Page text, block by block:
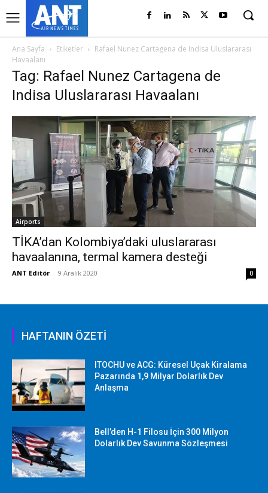
Ana Sayfa Etiketler
Rafael Nunez Cartagena de Indisa Uluslararası
Havaalanı
Tag: Rafael Nunez Cartagena de
Indisa Uluslararası Havaalanı
Airports
TİKA’dan Kolombiya’daki uluslararası
havaalanına, termal kamera desteği
ANT Editör - 9 Aralık 2020 0
HAFTANIN ÖZETİ
ITOCHU ve ACG: Küresel Uçak Kiralama
Pazarında 1,9 Milyar Dolarlık Dev
Anlaşma
Bell’den H-1 Filosu İçin 300 Milyon
Dolarlık Dev Savunma Sözleşmesi